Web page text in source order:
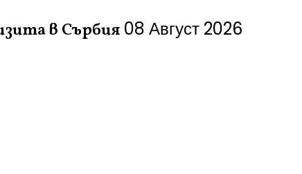
в Сърбия 08 Август 2026